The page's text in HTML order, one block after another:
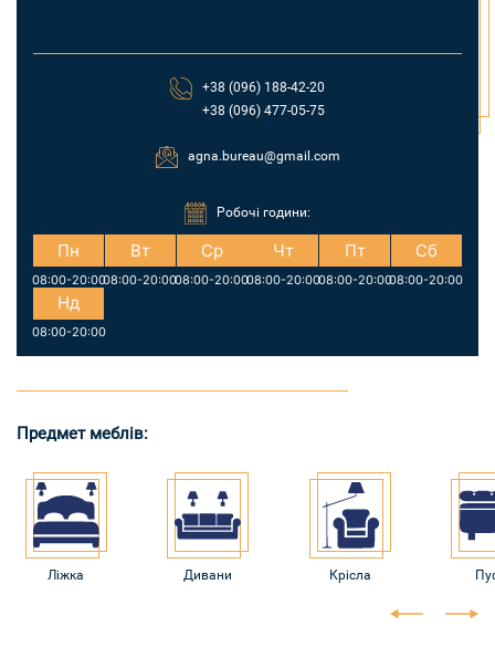
+38 (096) 188-42-20
+38 (096) 477-05-75
agna.bureau@gmail.com
Робочі години:
Пн
08:00-20:00
Вт
08:00-20:00
Ср
08:00-20:00
Чт
08:00-20:00
Пт
08:00-20:00
Сб
08:00-20:00
Нд
08:00-20:00
Предмет меблів:
Ліжка Дивани Крісла